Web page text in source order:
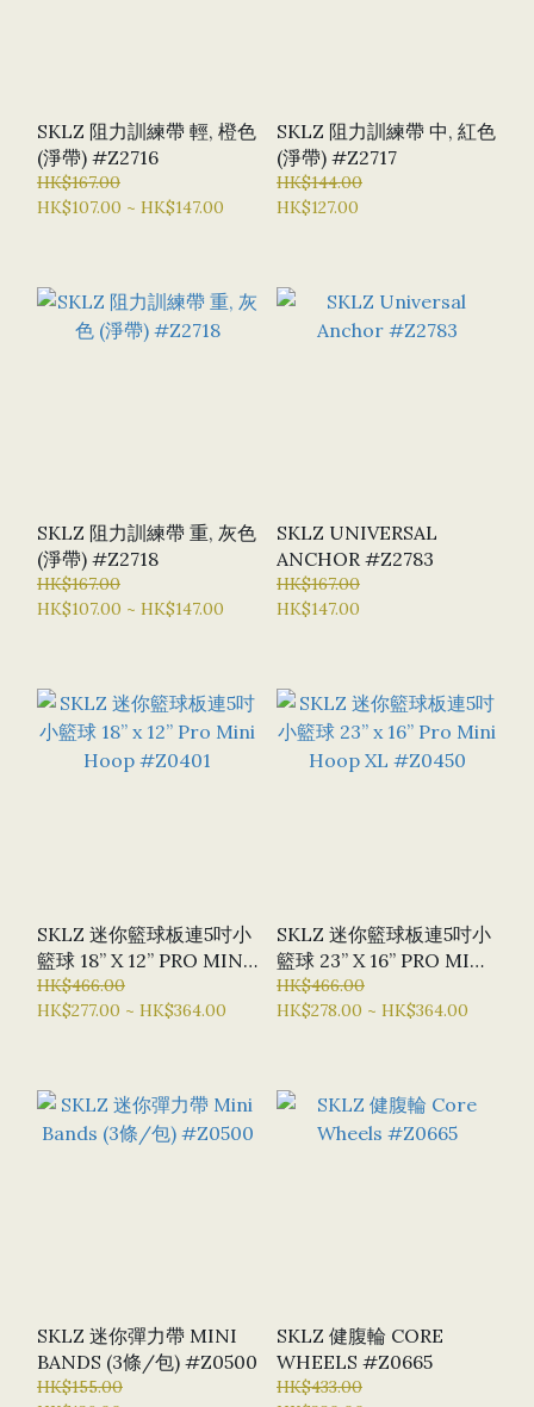
SKLZ 阻力訓練帶 輕, 橙色
(淨帶) #Z2716
HK$167.00
HK$107.00 ~ HK$147.00
SKLZ 阻力訓練帶 中, 紅色
(淨帶) #Z2717
HK$144.00
HK$127.00
SKLZ 阻力訓練帶 重, 灰色
(淨帶) #Z2718
HK$167.00
HK$107.00 ~ HK$147.00
SKLZ UNIVERSAL
ANCHOR #Z2783
HK$167.00
HK$147.00
SKLZ 迷你籃球板連5吋小
籃球 18” X 12” PRO MINI
HOOP #Z0401
HK$466.00
HK$277.00 ~ HK$364.00
SKLZ 迷你籃球板連5吋小
籃球 23” X 16” PRO MINI
HOOP XL #Z0450
HK$466.00
HK$278.00 ~ HK$364.00
SKLZ 迷你彈力帶 MINI
BANDS (3條/包) #Z0500
HK$155.00
SKLZ 健腹輪 CORE
WHEELS #Z0665
HK$433.00